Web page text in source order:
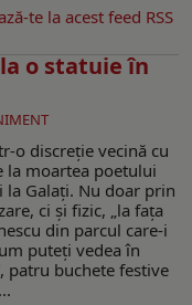
te la acest feed RSS
o statuie în
o discreție vecină cu
la moartea poetului
la Galați. Nu doar prin
ci și fizic, „la fața
din parcul care-i
puteți vedea în
patru buchete festive